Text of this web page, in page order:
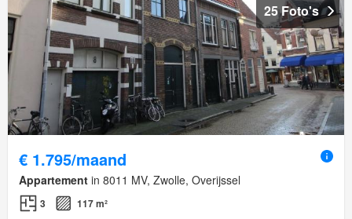
25 Foto's
€ 1.795/maand
Appartement in 8011 MV, Zwolle, Overijssel
3 117 m²